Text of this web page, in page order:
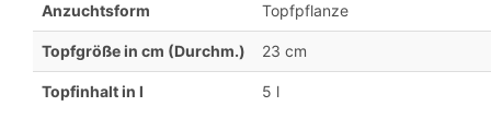
Anzuchtsform Topfpflanze
Topfgröße in cm (Durchm.) 23 cm
Topfinhalt in l 5 l